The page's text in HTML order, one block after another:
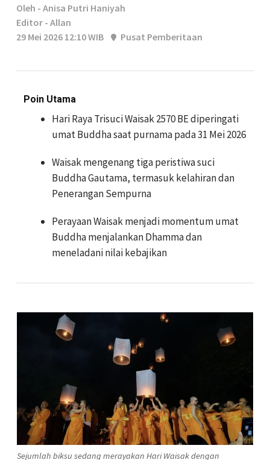
Oleh - Anisa Putri Haniyah
Editor - Allan
29 Mei 2026 12:10 WIB
Pusat Pemberitaan
Poin Utama
Hari Raya Trisuci Waisak 2570 BE diperingati
umat Buddha saat purnama pada 31 Mei 2026
Waisak mengenang tiga peristiwa suci
Buddha Gautama, termasuk kelahiran dan
Penerangan Sempurna
Perayaan Waisak menjadi momentum umat
Buddha menjalankan Dhamma dan
meneladani nilai kebajikan
Sejumlah biksu sedang merayakan Hari Waisak dengan